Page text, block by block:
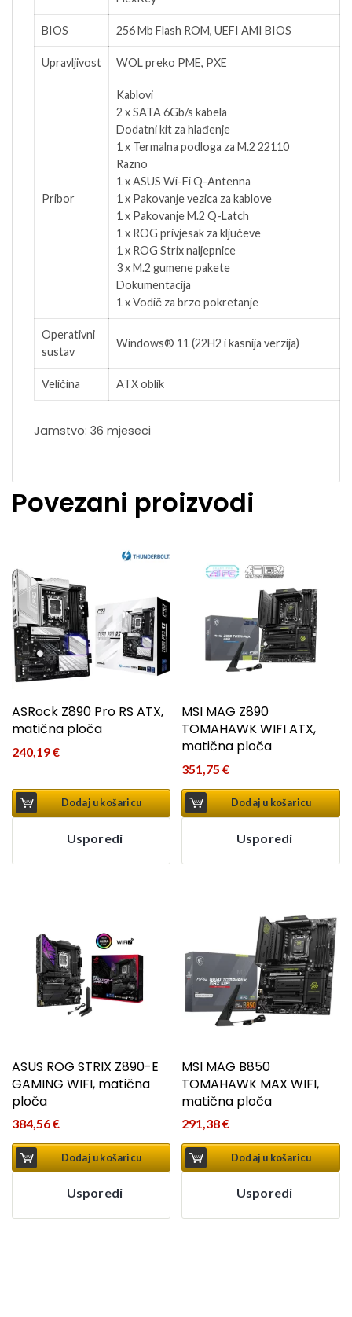
BIOS 256 Mb Flash ROM, UEFI AMI BIOS
Upravljivost WOL preko PME, PXE
Pribor
Kablovi
2 x SATA 6Gb/s kabela
Dodatni kit za hlađenje
1 x Termalna podloga za M.2 22110
Razno
1 x ASUS Wi-Fi Q-Antenna
1 x Pakovanje vezica za kablove
1 x Pakovanje M.2 Q-Latch
1 x ROG privjesak za ključeve
1 x ROG Strix naljepnice
3 x M.2 gumene pakete
Dokumentacija
1 x Vodič za brzo pokretanje
Operativni
sustav
Windows® 11 (22H2 i kasnija verzija)
Veličina ATX oblik
Jamstvo: 36 mjeseci
Povezani proizvodi
ASRock Z890 Pro RS ATX,
matična ploča
240,19€
Dodaj u košaricu
Usporedi
MSI MAG Z890
TOMAHAWK WIFI ATX,
matična ploča
351,75€
Dodaj u košaricu
Usporedi
ASUS ROG STRIX Z890-E
GAMING WIFI, matična
ploča
384,56€
Dodaj u košaricu
Usporedi
MSI MAG B850
TOMAHAWK MAX WIFI,
matična ploča
291,38€
Dodaj u košaricu
Usporedi